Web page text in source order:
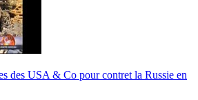
des USA & Co pour contret la Russie en